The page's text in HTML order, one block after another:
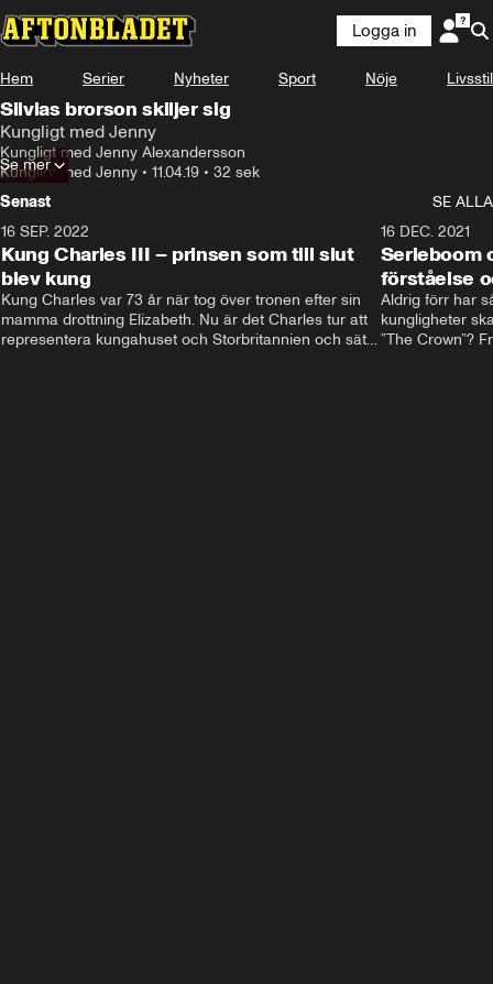
Logga in
Hem Serier Nyheter Sport Nöje Livsstil
Silvias brorson skiljer sig
Kungligt med Jenny
Kungligt med Jenny Alexandersson
Kungligt med Jenny • 11.04.19 • 32 sek
Se mer
Senast
SE ALLA
16 SEP. 2022
Kung Charles III – prinsen som till slut
blev kung
Kung Charles var 73 år när tog över tronen efter sin
mamma drottning Elizabeth. Nu är det Charles tur att
representera kungahuset och Storbritannien och sätta
16 DEC. 2021
Serieboom
förståelse
Aldrig förr har
kungligheter
”The Crown”?